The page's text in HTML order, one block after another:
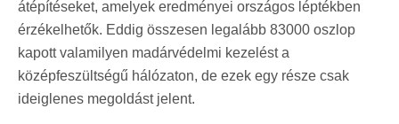
átépítéseket, amelyek eredményei országos léptékben
érzékelhetők. Eddig összesen legalább 83000 oszlop
kapott valamilyen madárvédelmi kezelést a
középfeszültségű hálózaton, de ezek egy része csak
ideiglenes megoldást jelent.